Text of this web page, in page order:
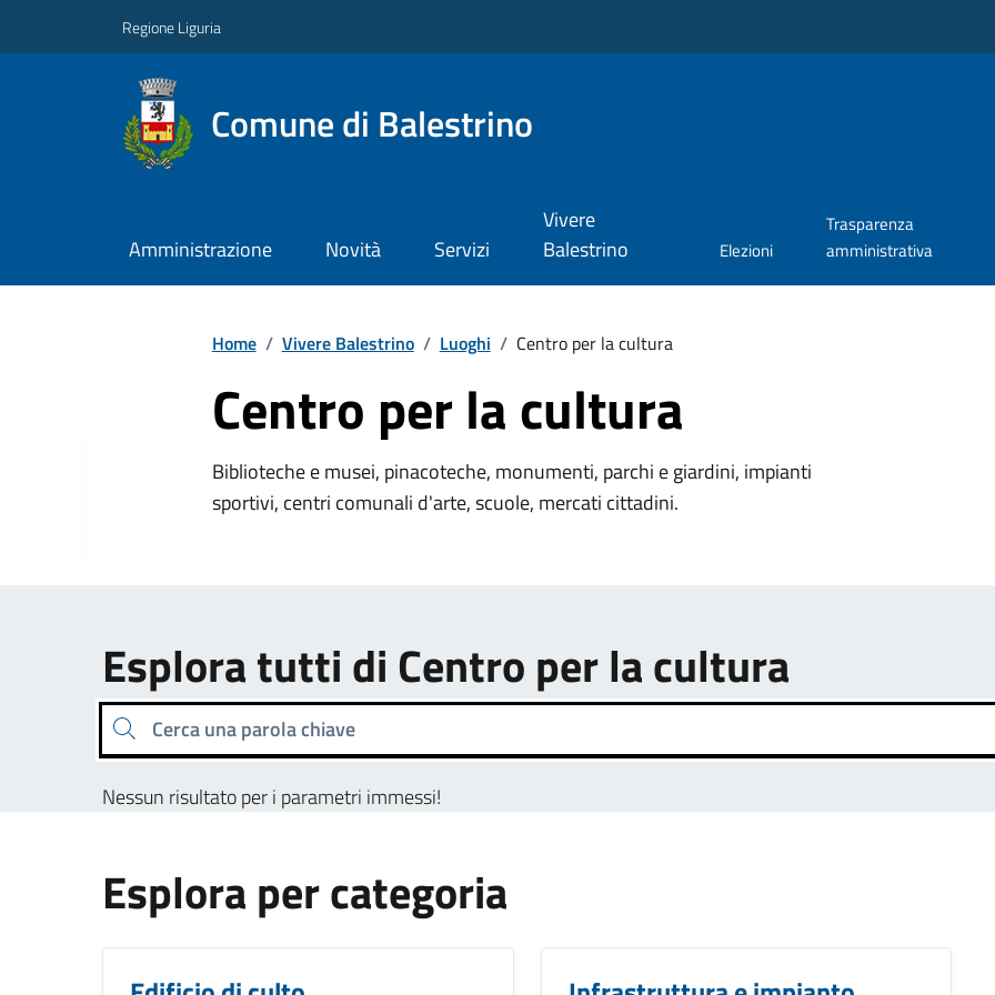
Regione Liguria
Comune di Balestrino
Amministrazione Novità Servizi
Vivere
Balestrino
Elezioni
Trasparenza
amministrativa
Home / Vivere Balestrino / Luoghi / Centro per la cultura
Centro per la cultura
Biblioteche e musei, pinacoteche, monumenti, parchi e giardini, impianti
sportivi, centri comunali d'arte, scuole, mercati cittadini.
Esplora tutti di Centro per la cultura
Cerca una parola chiave
Nessun risultato per i parametri immessi!
Esplora per categoria